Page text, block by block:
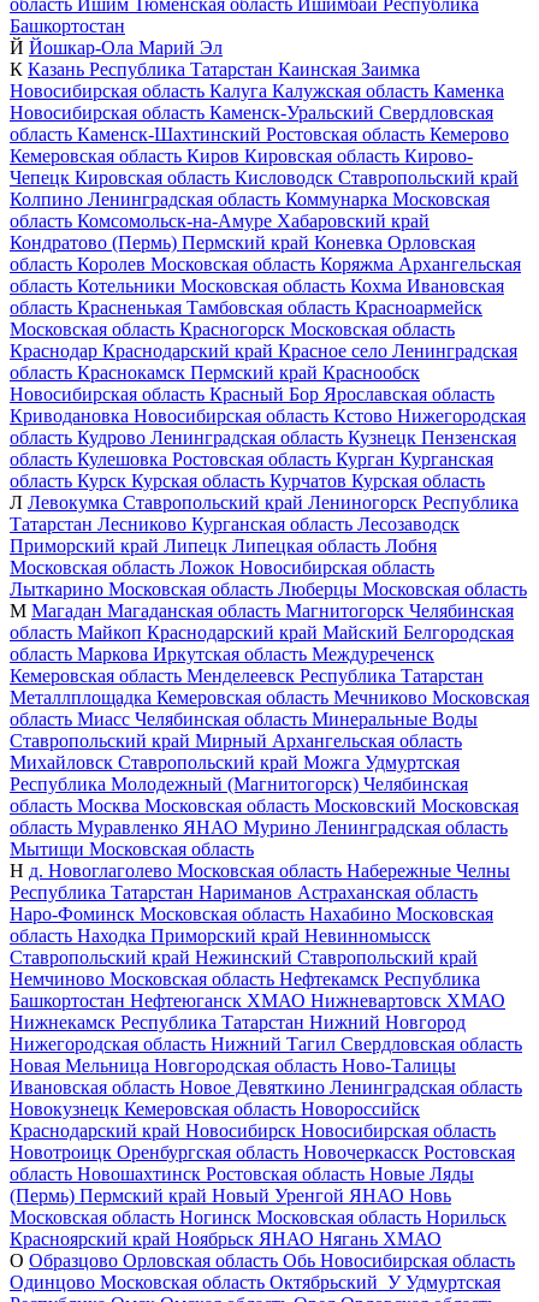
область Ишим Тюменская область Ишимбай Республика
Башкортостан
Й Йошкар-Ола Марий Эл
К Казань Республика Татарстан Каинская Заимка
Новосибирская область Калуга Калужская область Каменка
Новосибирская область Каменск-Уральский Свердловская
область Каменск-Шахтинский Ростовская область Кемерово
Кемеровская область Киров Кировская область Кирово-
Чепецк Кировская область Кисловодск Ставропольский край
Колпино Ленинградская область Коммунарка Московская
область Комсомольск-на-Амуре Хабаровский край
Кондратово (Пермь) Пермский край Коневка Орловская
область Королев Московская область Коряжма Архангельская
область Котельники Московская область Кохма Ивановская
область Красненькая Тамбовская область Красноармейск
Московская область Красногорск Московская область
Краснодар Краснодарский край Красное село Ленинградская
область Краснокамск Пермский край Краснообск
Новосибирская область Красный Бор Ярославская область
Криводановка Новосибирская область Кстово Нижегородская
область Кудрово Ленинградская область Кузнецк Пензенская
область Кулешовка Ростовская область Курган Курганская
область Курск Курская область Курчатов Курская область
Л Левокумка Ставропольский край Лениногорск Республика
Татарстан Лесниково Курганская область Лесозаводск
Приморский край Липецк Липецкая область Лобня
Московская область Ложок Новосибирская область
Лыткарино Московская область Люберцы Московская область
М Магадан Магаданская область Магнитогорск Челябинская
область Майкоп Краснодарский край Майский Белгородская
область Маркова Иркутская область Междуреченск
Кемеровская область Менделеевск Республика Татарстан
Металлплощадка Кемеровская область Мечниково Московская
область Миасс Челябинская область Минеральные Воды
Ставропольский край Мирный Архангельская область
Михайловск Ставропольский край Можга Удмуртская
Республика Молодежный (Магнитогорск) Челябинская
область Москва Московская область Московский Московская
область Муравленко ЯНАО Мурино Ленинградская область
Мытищи Московская область
Н д. Новоглаголево Московская область Набережные Челны
Республика Татарстан Нариманов Астраханская область
Наро-Фоминск Московская область Нахабино Московская
область Находка Приморский край Невинномысск
Ставропольский край Нежинский Ставропольский край
Немчиново Московская область Нефтекамск Республика
Башкортостан Нефтеюганск ХМАО Нижневартовск ХМАО
Нижнекамск Республика Татарстан Нижний Новгород
Нижегородская область Нижний Тагил Свердловская область
Новая Мельница Новгородская область Ново-Талицы
Ивановская область Новое Девяткино Ленинградская область
Новокузнецк Кемеровская область Новороссийск
Краснодарский край Новосибирск Новосибирская область
Новотроицк Оренбургская область Новочеркасск Ростовская
область Новошахтинск Ростовская область Новые Ляды
(Пермь) Пермский край Новый Уренгой ЯНАО Новь
Московская область Ногинск Московская область Норильск
Красноярский край Ноябрьск ЯНАО Нягань ХМАО
О Образцово Орловская область Обь Новосибирская область
Одинцово Московская область Октябрьский_У Удмуртская